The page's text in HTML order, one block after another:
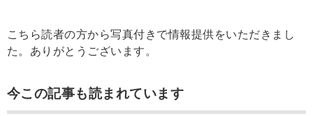
こちら読者の方から写真付きで情報提供をいただきまし
た。ありがとうございます。
今この記事も読まれています